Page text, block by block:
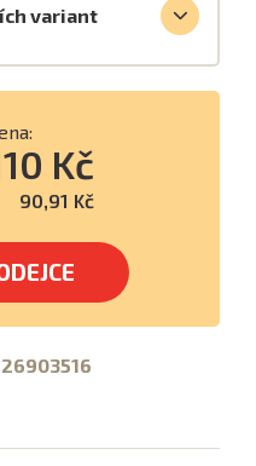
variant
Kč
90,91 Kč